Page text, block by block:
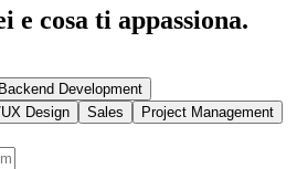
e cosa ti appassiona.
Backend Development
Design Sales
Project Management